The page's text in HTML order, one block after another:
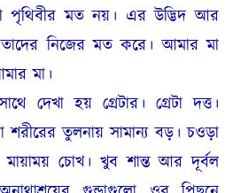
পৃথিবীর মত নয়। এর উদ্ভিদ আর
নিজের মত করে। আমার মা
মা।
দেখা হয় গ্রেটার। গ্রেটা দত্ত।
শরীরের তুলনায় সামান্য বড়। চওড়া
চোখ। খুব শান্ত আর দূর্বল